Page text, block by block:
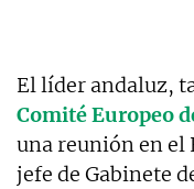
El líder andaluz,
Comité Europeo
una reunión en
jefe de Gabinete